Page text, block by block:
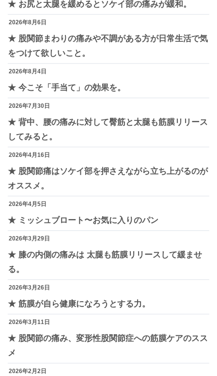
★ お尻と太腿を緩めるとソケイ部の痛みが緩和。
2026年8月6日
★ 股関節まわりの痛みや不調がある方が日常生活で気
をつけて欲しいこと。
2026年8月4日
★ 今こそ「手当て」の効果を。
2026年7月30日
★ 背中、腰の痛みに対して臀筋と太腿も筋膜リリース
してみると。
2026年4月16日
★ 股関節痛はソケイ部を押さえながら立ち上がるのが
オススメ。
2026年4月5日
★ ミッシュブロート〜お気に入りのパン
2026年3月29日
★ 膝の内側の痛みは 太腿も筋膜リリースして緩ませ
る。
2026年3月26日
★ 筋膜が自ら健康になろうとする力。
2026年3月11日
★ 股関節の痛み、変形性股関節症への筋膜ケアのスス
メ
2026年2月2日